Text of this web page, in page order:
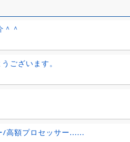
＾
ございます。
/高額プロセッサー......